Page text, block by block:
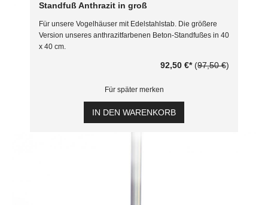
Standfuß Anthrazit in groß
Für unsere Vogelhäuser mit Edelstahlstab. Die größere
Version unseres anthrazitfarbenen Beton-Standfußes in 40
x 40 cm.
92,50 €*(97,50 €)
Für später merken
IN DEN WARENKORB